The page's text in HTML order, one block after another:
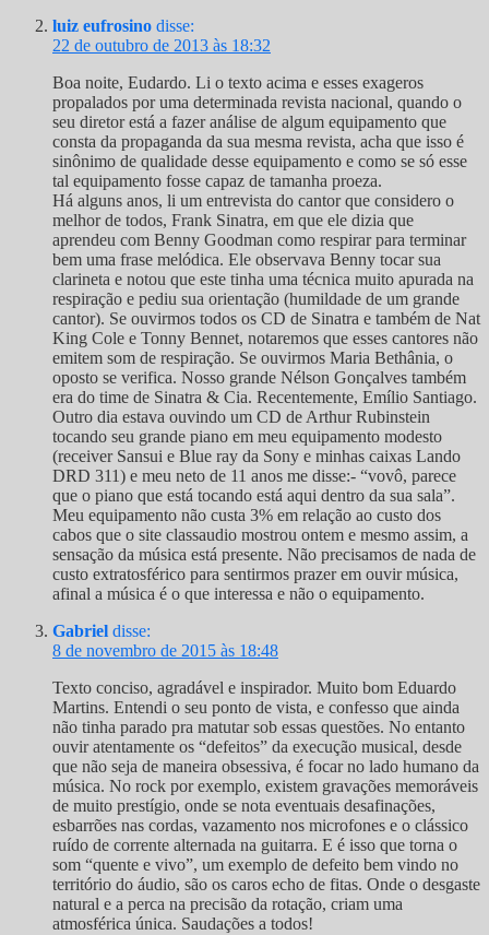
luiz eufrosino disse:
22 de outubro de 2013 às 18:32
Boa noite, Eudardo. Li o texto acima e esses exageros
propalados por uma determinada revista nacional, quando o
seu diretor está a fazer análise de algum equipamento que
consta da propaganda da sua mesma revista, acha que isso é
sinônimo de qualidade desse equipamento e como se só esse
tal equipamento fosse capaz de tamanha proeza.
Há alguns anos, li um entrevista do cantor que considero o
melhor de todos, Frank Sinatra, em que ele dizia que
aprendeu com Benny Goodman como respirar para terminar
bem uma frase melódica. Ele observava Benny tocar sua
clarineta e notou que este tinha uma técnica muito apurada na
respiração e pediu sua orientação (humildade de um grande
cantor). Se ouvirmos todos os CD de Sinatra e também de Nat
King Cole e Tonny Bennet, notaremos que esses cantores não
emitem som de respiração. Se ouvirmos Maria Bethânia, o
oposto se verifica. Nosso grande Nélson Gonçalves também
era do time de Sinatra & Cia. Recentemente, Emílio Santiago.
Outro dia estava ouvindo um CD de Arthur Rubinstein
tocando seu grande piano em meu equipamento modesto
(receiver Sansui e Blue ray da Sony e minhas caixas Lando
DRD 311) e meu neto de 11 anos me disse:- “vovô, parece
que o piano que está tocando está aqui dentro da sua sala”.
Meu equipamento não custa 3% em relação ao custo dos
cabos que o site classaudio mostrou ontem e mesmo assim, a
sensação da música está presente. Não precisamos de nada de
custo extratosférico para sentirmos prazer em ouvir música,
afinal a música é o que interessa e não o equipamento.
Gabriel disse:
8 de novembro de 2015 às 18:48
Texto conciso, agradável e inspirador. Muito bom Eduardo
Martins. Entendi o seu ponto de vista, e confesso que ainda
não tinha parado pra matutar sob essas questões. No entanto
ouvir atentamente os “defeitos” da execução musical, desde
que não seja de maneira obsessiva, é focar no lado humano da
música. No rock por exemplo, existem gravações memoráveis
de muito prestígio, onde se nota eventuais desafinações,
esbarrões nas cordas, vazamento nos microfones e o clássico
ruído de corrente alternada na guitarra. E é isso que torna o
som “quente e vivo”, um exemplo de defeito bem vindo no
território do áudio, são os caros echo de fitas. Onde o desgaste
natural e a perca na precisão da rotação, criam uma
atmosférica única. Saudações a todos!